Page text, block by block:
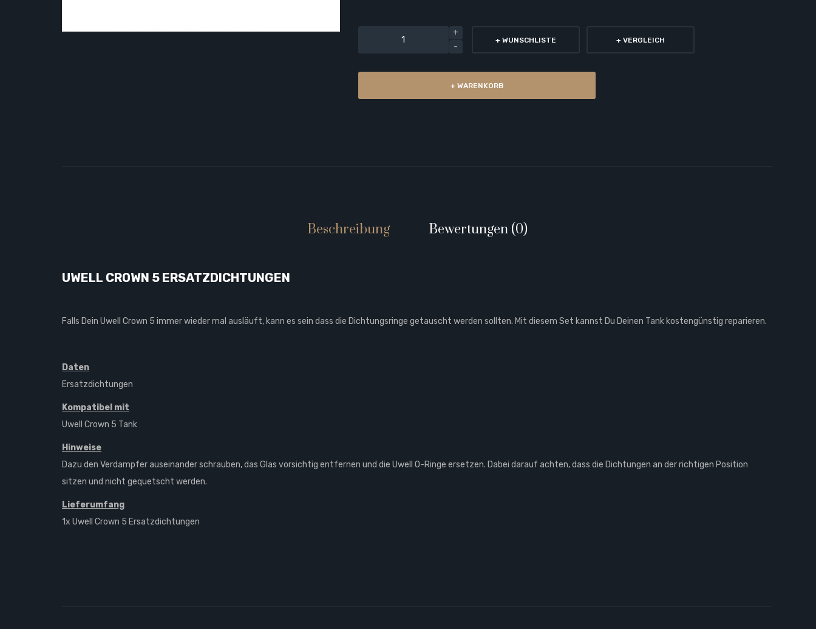
+ WUNSCHLISTE + VERGLEICH
+ WARENKORB
Beschreibung Bewertungen (0)
UWELL CROWN 5 ERSATZDICHTUNGEN
Falls Dein Uwell Crown 5 immer wieder mal ausläuft, kann es sein dass die Dichtungsringe getauscht werden sollten. Mit diesem Set kannst Du Deinen Tank kostengünstig reparieren.
Daten
Ersatzdichtungen
Kompatibel mit
Uwell Crown 5 Tank
Hinweise
Dazu den Verdampfer auseinander schrauben, das Glas vorsichtig entfernen und die Uwell O-Ringe ersetzen. Dabei darauf achten, dass die Dichtungen an der richtigen Position
sitzen und nicht gequetscht werden.
Lieferumfang
1x Uwell Crown 5 Ersatzdichtungen